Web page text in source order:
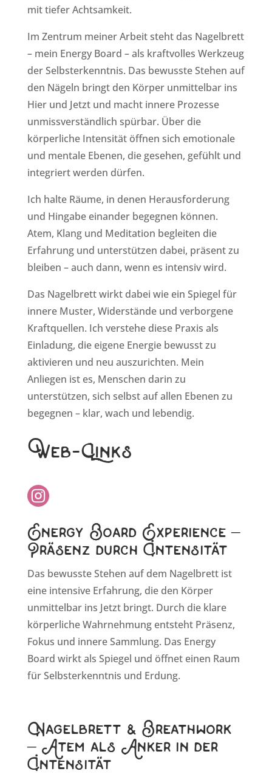
mit tiefer Achtsamkeit.
Im Zentrum meiner Arbeit steht das Nagelbrett
– mein Energy Board – als kraftvolles Werkzeug
der Selbsterkenntnis. Das bewusste Stehen auf
den Nägeln bringt den Körper unmittelbar ins
Hier und Jetzt und macht innere Prozesse
unmissverständlich spürbar. Über die
körperliche Intensität öffnen sich emotionale
und mentale Ebenen, die gesehen, gefühlt und
integriert werden dürfen.
Ich halte Räume, in denen Herausforderung
und Hingabe einander begegnen können.
Atem, Klang und Meditation begleiten die
Erfahrung und unterstützen dabei, präsent zu
bleiben – auch dann, wenn es intensiv wird.
Das Nagelbrett wirkt dabei wie ein Spiegel für
innere Muster, Widerstände und verborgene
Kraftquellen. Ich verstehe diese Praxis als
Einladung, die eigene Energie bewusst zu
aktivieren und neu auszurichten. Mein
Anliegen ist es, Menschen darin zu
unterstützen, sich selbst auf allen Ebenen zu
begegnen – klar, wach und lebendig.
Web-Links
Energy Board Experience –
Präsenz durch Intensität
Das bewusste Stehen auf dem Nagelbrett ist
eine intensive Erfahrung, die den Körper
unmittelbar ins Jetzt bringt. Durch die klare
körperliche Wahrnehmung entsteht Präsenz,
Fokus und innere Sammlung. Das Energy
Board wirkt als Spiegel und öffnet einen Raum
für Selbsterkenntnis und Erdung.
Nagelbrett & Breathwork
– Atem als Anker in der
Intensität